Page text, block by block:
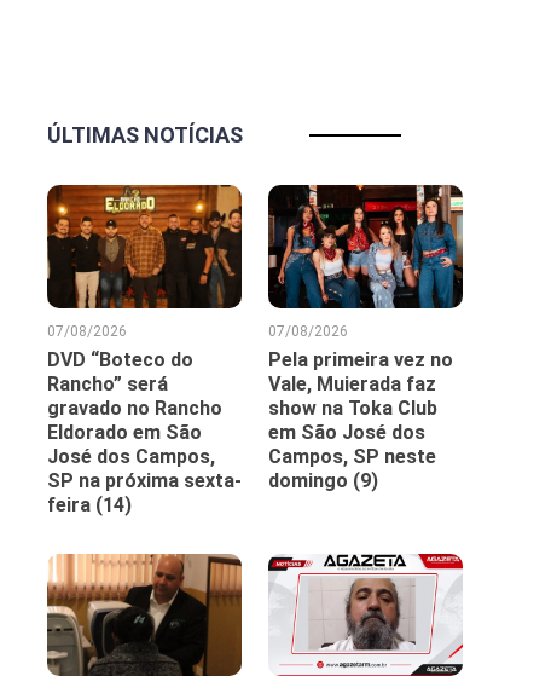
ÚLTIMAS NOTÍCIAS
07/08/2026
DVD “Boteco do
Rancho” será
gravado no Rancho
Eldorado em São
José dos Campos,
SP na próxima sexta-
feira (14)
07/08/2026
Pela primeira vez no
Vale, Muierada faz
show na Toka Club
em São José dos
Campos, SP neste
domingo (9)